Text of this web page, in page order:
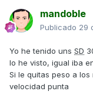
mandoble
Publicado 29
Yo he tenido uns SD
lo he visto, igual iba
Si le quitas peso a
velocidad punta